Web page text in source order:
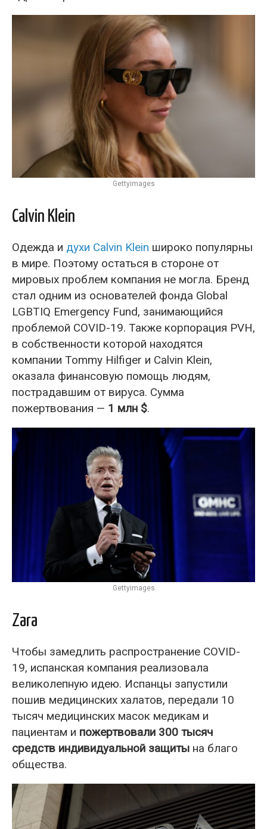
Gettyimages
Calvin Klein
Одежда и духи Calvin Klein широко популярны
в мире. Поэтому остаться в стороне от
мировых проблем компания не могла. Бренд
стал одним из основателей фонда Global
LGBTIQ Emergency Fund, занимающийся
проблемой COVID-19. Также корпорация PVH,
в собственности которой находятся
компании Tommy Hilfiger и Calvin Klein,
оказала финансовую помощь людям,
пострадавшим от вируса. Сумма
пожертвования — 1 млн $.
Gettyimages
Zara
Чтобы замедлить распространение COVID-
19, испанская компания реализовала
великолепную идею. Испанцы запустили
пошив медицинских халатов, передали 10
тысяч медицинских масок медикам и
пациентам и пожертвовали 300 тысяч
средств индивидуальной защиты на благо
общества.